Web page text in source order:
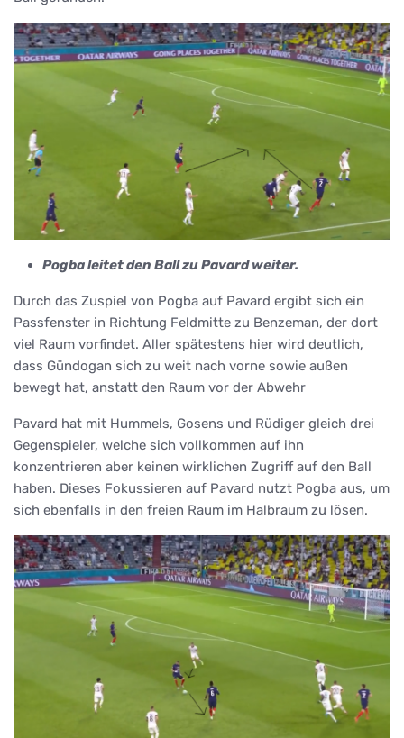
Pogba leitet den Ball zu Pavard weiter.
Durch das Zuspiel von Pogba auf Pavard ergibt sich ein
Passfenster in Richtung Feldmitte zu Benzeman, der dort
viel Raum vorfindet. Aller spätestens hier wird deutlich,
dass Gündogan sich zu weit nach vorne sowie außen
bewegt hat, anstatt den Raum vor der Abwehr
Pavard hat mit Hummels, Gosens und Rüdiger gleich drei
Gegenspieler, welche sich vollkommen auf ihn
konzentrieren aber keinen wirklichen Zugriff auf den Ball
haben. Dieses Fokussieren auf Pavard nutzt Pogba aus, um
sich ebenfalls in den freien Raum im Halbraum zu lösen.